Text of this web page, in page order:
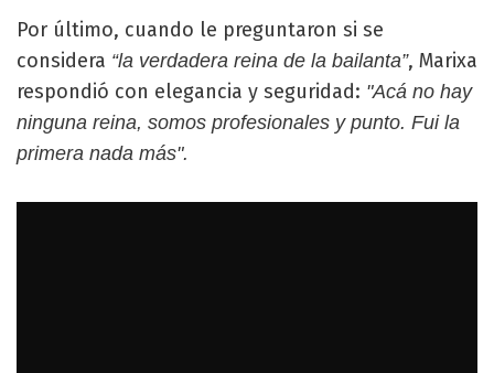
Por último, cuando le preguntaron si se
considera “la verdadera reina de la bailanta”, Marixa
respondió con elegancia y seguridad: "Acá no hay
ninguna reina, somos profesionales y punto. Fui la
primera nada más".